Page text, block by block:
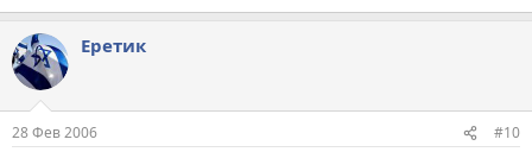
Еретик
28 Фев 2006 #10